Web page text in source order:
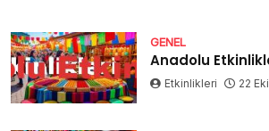
GENEL
Anadolu
Etkinlikleri 22